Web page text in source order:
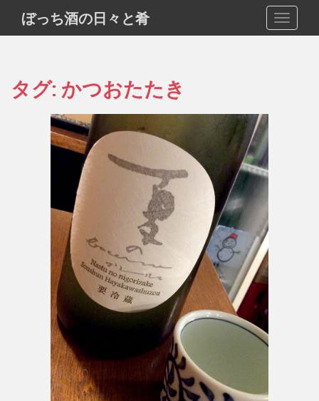
i
ぼっち酒の日々と肴
タグ: かつおたたき